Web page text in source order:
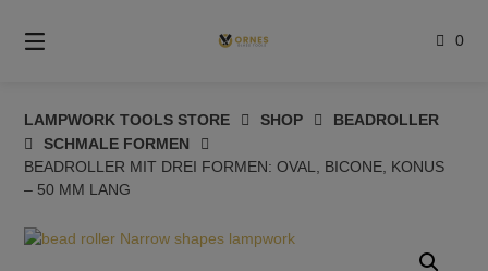
zum
Inhalt
0
LAMPWORK TOOLS STORE SHOP
BEADROLLER
SCHMALE FORMEN
BEADROLLER MIT DREI FORMEN: OVAL, BICONE, KONUS
– 50 MM LANG